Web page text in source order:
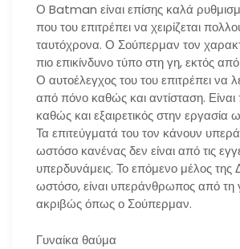
Ο Batman είναι επίσης καλά
που του επιτρέπει να χειρίζεται
ταυτόχρονα. Ο Σούπερμαν τον
πιο επικίνδυνο τύπο στη γη, εκτός
Ο αυτοέλεγχος του του επιτρέπει να
από πόνο καθώς και αντίσταση.
καθώς και εξαιρετικός στην εργασία
Τα επιτεύγματά του τον κάνουν
ωστόσο κανένας δεν είναι από τις
υπερδυνάμεις. Το επόμενο μέλος της
ωστόσο, είναι υπεράνθρωπος από τη
ακριβώς όπως ο Σούπερμαν.
Γυναίκα θαύμα